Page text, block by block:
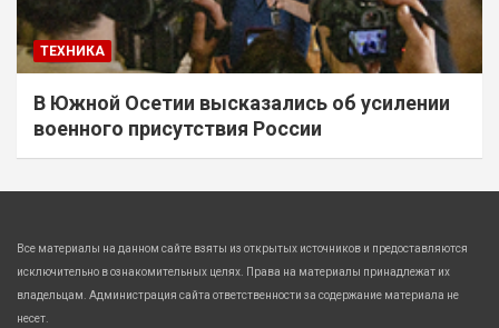
ТЕХНИКА
В Южной Осетии высказались об усилении
военного присутствия России
Все материалы на данном сайте взяты из открытых источников и предоставляются
исключительно в ознакомительных целях. Права на материалы принадлежат их
владельцам. Администрация сайта ответственности за содержание материала не
несет.